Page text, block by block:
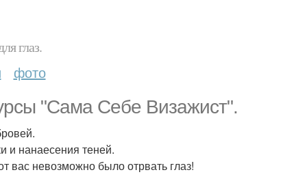
глаз.
фото
"Сама Себе Визажист".
нанаесения теней.
вас невозможно было отрвать глаз!